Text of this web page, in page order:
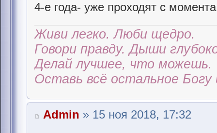
4-е года- уже проходят с
Живи легко. Люби щедро.
Говори правду. Дыши
Делай лучшее, что можешь.
Оставь всё остальное Богу
Admin » 15 ноя 2018, 17:32